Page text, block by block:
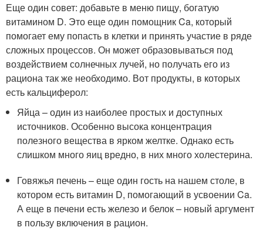
Еще один совет: добавьте в меню пищу, богатую
витамином D. Это еще один помощник Ca, который
помогает ему попасть в клетки и принять участие в ряде
сложных процессов. Он может образовываться под
воздействием солнечных лучей, но получать его из
рациона так же необходимо. Вот продукты, в которых
есть кальциферол:
Яйца – один из наиболее простых и доступных
источников. Особенно высока концентрация
полезного вещества в ярком желтке. Однако есть
слишком много яиц вредно, в них много холестерина.
Говяжья печень – еще один гость на нашем столе, в
котором есть витамин D, помогающий в усвоении Ca.
А еще в печени есть железо и белок – новый аргумент
в пользу включения в рацион.